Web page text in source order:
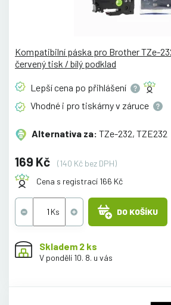
Kompatibilní páska pro Brother TZe-
červený tisk / bílý podklad
Lepší cena po přihlášení
Vhodné i pro tiskárny v záruce
Alternativa za: TZe-232, TZE232
169 Kč
(140 Kč bez DPH)
Cena s registrací 166 Kč
DO KOŠÍKU
Skladem 2 ks
V pondělí 10. 8. u vás